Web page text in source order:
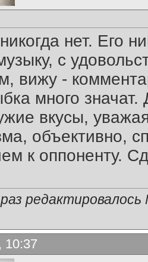
нет. Его
с
вижу -
много
вкусы,
объективно,
к оппоненту.
редактировалось
10:37